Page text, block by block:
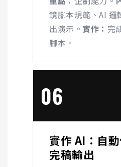
鏡腳本規範、 AI 邏
出演示。 實作： 完
腳本。
06
實作AI ：自
完稿輸出